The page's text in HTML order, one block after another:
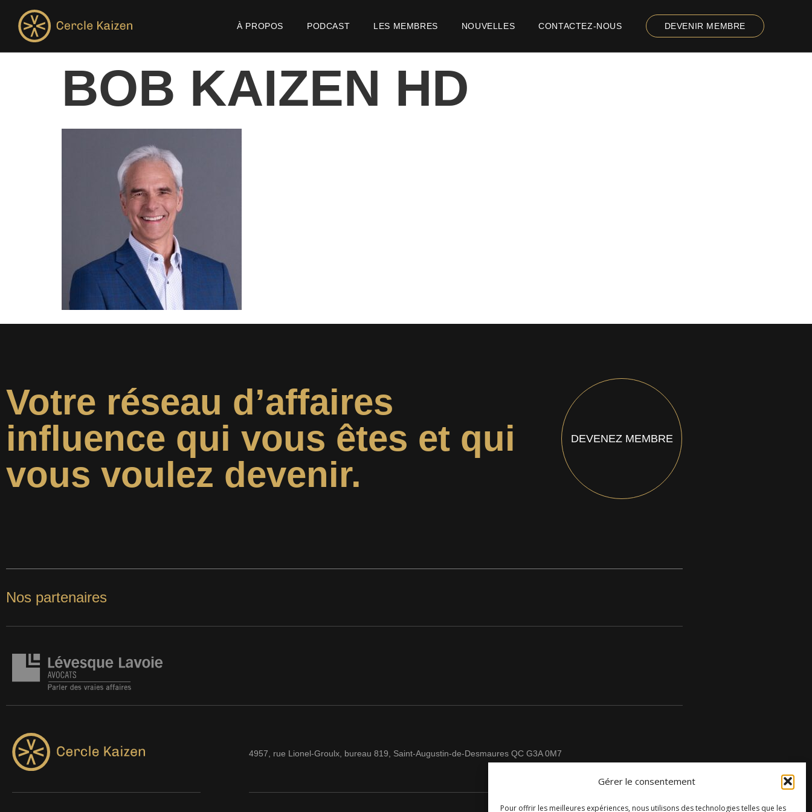
Gérer le consentement
Pour offrir les meilleures expériences, nous utilisons des technologies telles que les
À PROPOS PODCAST LES MEMBRES NOUVELLES CONTACTEZ-NOUS DEVENIR MEMBRE
BOB KAIZEN HD
Votre réseau d’affaires
influence qui vous êtes et qui
vous voulez devenir.
DEVENEZ MEMBRE
Nos partenaires
4957, rue Lionel-Groulx, bureau 819, Saint-Augustin-de-Desmaures QC G3A 0M7